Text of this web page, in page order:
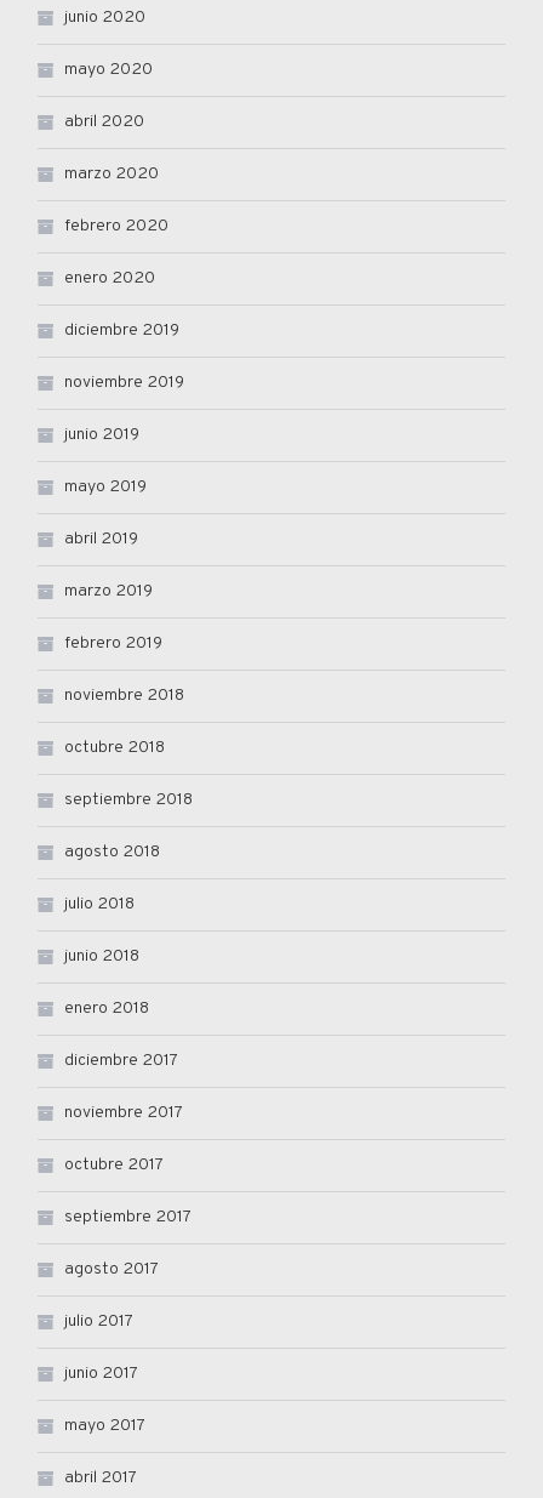
junio 2020
mayo 2020
abril 2020
marzo 2020
febrero 2020
enero 2020
diciembre 2019
noviembre 2019
junio 2019
mayo 2019
abril 2019
marzo 2019
febrero 2019
noviembre 2018
octubre 2018
septiembre 2018
agosto 2018
julio 2018
junio 2018
enero 2018
diciembre 2017
noviembre 2017
octubre 2017
septiembre 2017
agosto 2017
julio 2017
junio 2017
mayo 2017
abril 2017